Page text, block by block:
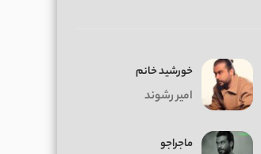
خورشید خانم
امیر رشوند
ماجراجو